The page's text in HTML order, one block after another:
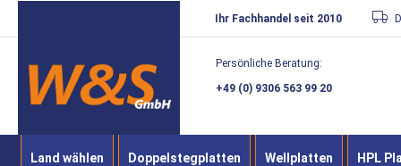
Direkt
zum
Inhalt
Ihr Fachhandel seit 2010
Persönliche Beratung:
+49 (0) 9306 563 99 20
Land wählen Doppelstegplatten Wellplatten HPL